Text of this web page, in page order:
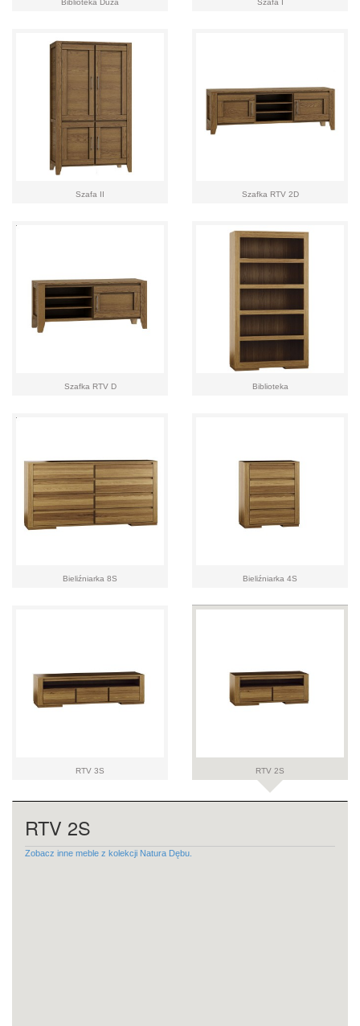
Biblioteka Duża Szafa I
Szafa II Szafka RTV 2D
Szafka RTV D Biblioteka
Bieliźniarka 8S Bieliźniarka 4S
RTV 3S RTV 2S
RTV 2S
Zobacz inne meble z kolekcji Natura Dębu.